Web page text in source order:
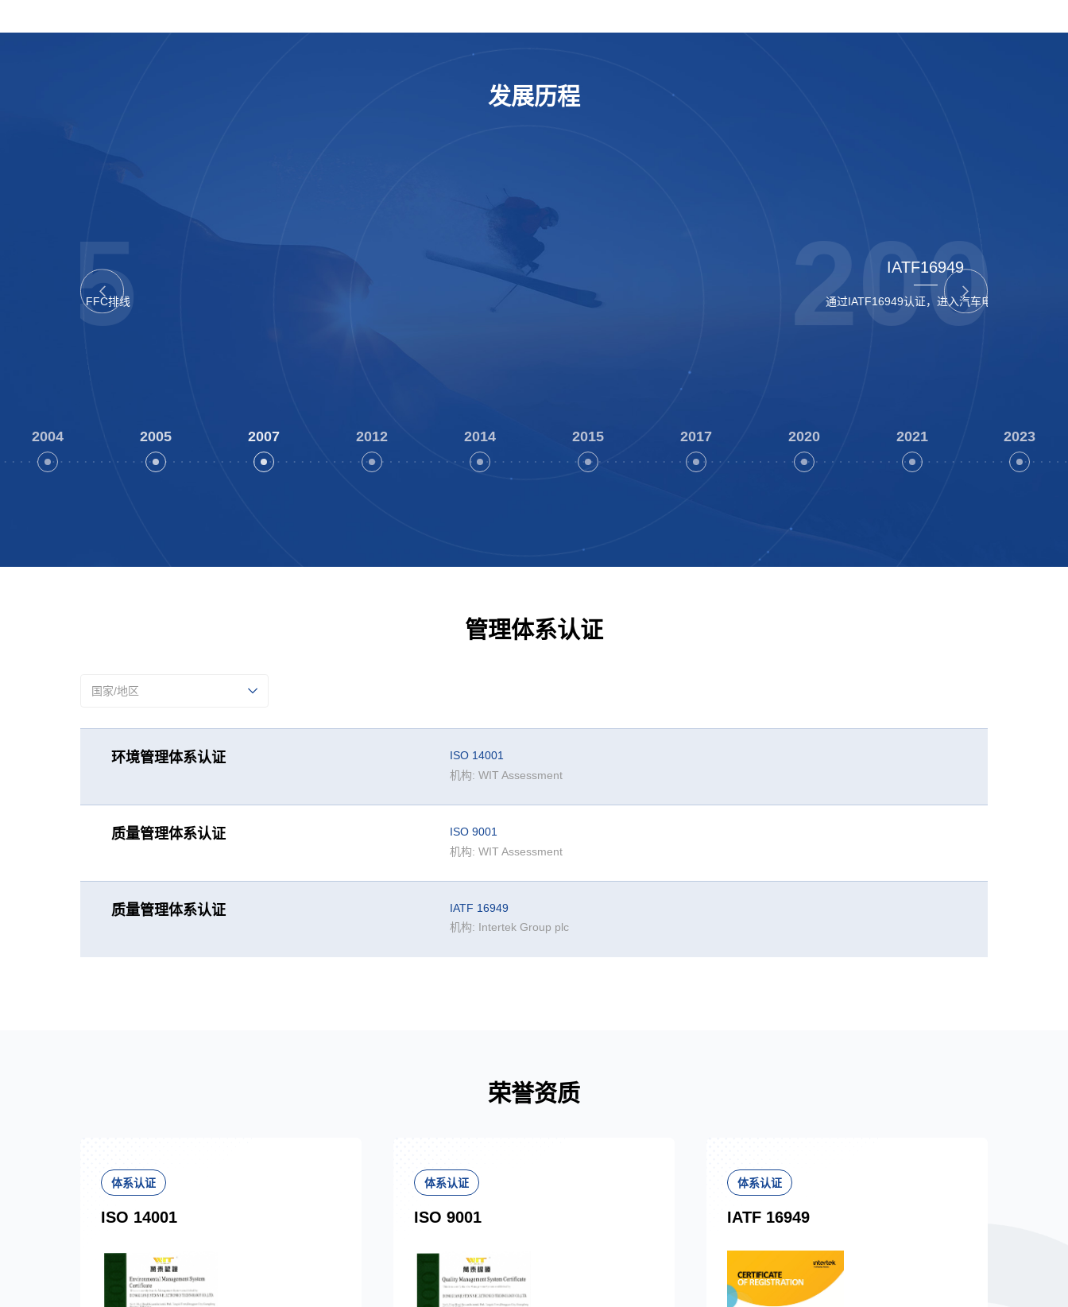
发展历程
2007
IATF16949
通过IATF16949认证，进入汽车电子领域
2004 2005 2007 2012 2014 2015 2017 2020 2021 2023
管理体系认证
国家/地区
环境管理体系认证
ISO 14001
机构: WIT Assessment
质量管理体系认证
ISO 9001
机构: WIT Assessment
质量管理体系认证
IATF 16949
机构: Intertek Group plc
荣誉资质
体系认证
ISO 14001
体系认证
ISO 9001
体系认证
IATF 16949